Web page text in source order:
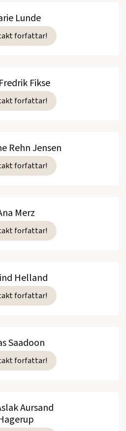
Lunde
forfattar!
Fikse
forfattar!
Rehn Jensen
forfattar!
Merz
forfattar!
Helland
forfattar!
Saadoon
forfattar!
Aursand